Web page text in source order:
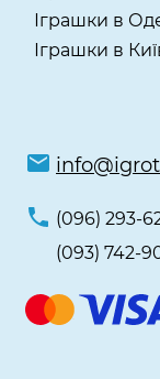
Іграшки в
Іграшки в
(096) 293-
(093) 742-